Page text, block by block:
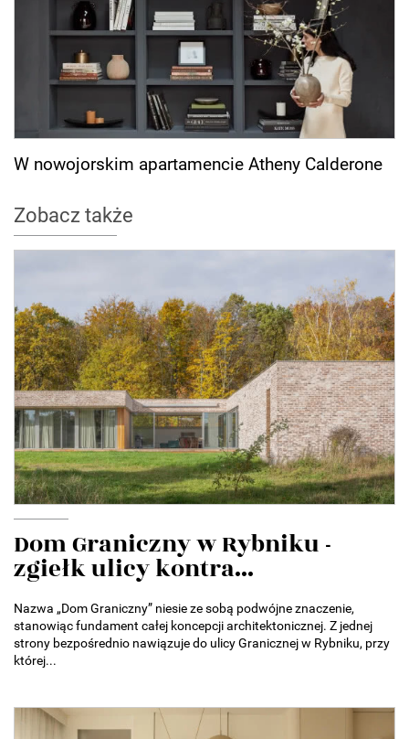
W nowojorskim apartamencie Atheny Calderone
Zobacz także
Dom Graniczny w Rybniku -
zgiełk ulicy kontra...
Nazwa „Dom Graniczny” niesie ze sobą podwójne znaczenie,
stanowiąc fundament całej koncepcji architektonicznej. Z jednej
strony bezpośrednio nawiązuje do ulicy Granicznej w Rybniku, przy
której...